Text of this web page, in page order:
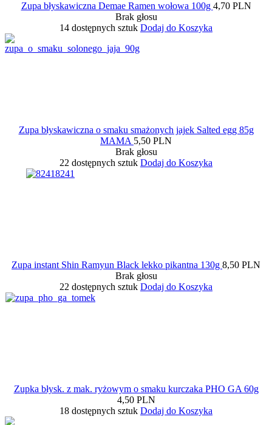
Zupa błyskawiczna Demae Ramen wołowa 100g 4,70 PLN
Brak głosu
14 dostępnych sztuk Dodaj do Koszyka
Zupa błyskawiczna o smaku smażonych jajek Salted egg 85g
MAMA 5,50 PLN
Brak głosu
22 dostępnych sztuk Dodaj do Koszyka
Zupa instant Shin Ramyun Black lekko pikantna 130g 8,50 PLN
Brak głosu
22 dostępnych sztuk Dodaj do Koszyka
Zupka błysk. z mak. ryżowym o smaku kurczaka PHO GA 60g
4,50 PLN
18 dostępnych sztuk Dodaj do Koszyka